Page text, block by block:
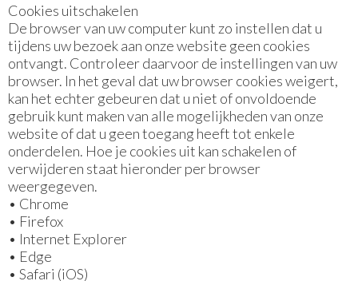
Cookies uitschakelen
De browser van uw computer kunt zo instellen dat u
tijdens uw bezoek aan onze website geen cookies
ontvangt. Controleer daarvoor de instellingen van uw
browser. In het geval dat uw browser cookies weigert,
kan het echter gebeuren dat u niet of onvoldoende
gebruik kunt maken van alle mogelijkheden van onze
website of dat u geen toegang heeft tot enkele
onderdelen. Hoe je cookies uit kan schakelen of
verwijderen staat hieronder per browser
weergegeven.
• Chrome
• Firefox
• Internet Explorer
• Edge
• Safari (iOS)